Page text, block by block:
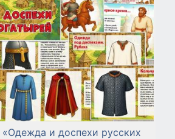
«Одежда и доспехи русских